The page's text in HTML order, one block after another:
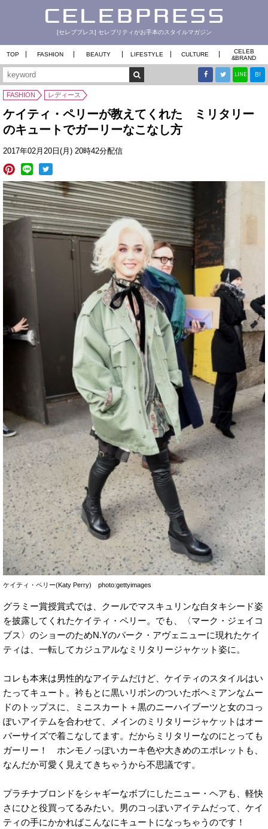
[セレブプレス] セレブリティがお手本のスタイルマガジン
TOP FASHION BEAUTY LIFESTYLE CULTURE
CELEB
&BRAND
LINE B!
FASHION レディース
ケイティ・ペリーが教えてくれた ミリタリー
のキュートでガーリーなこなし方
2017年02月20日(月) 20時42分配信
ケイティ・ペリー(Katy Perry) photo:gettyimages
グラミー賞授賞式では、クールでマスキュリンな白タキシード姿
を披露してくれたケイティ・ペリー。でも、〈マーク・ジェイコ
ブス〉のショーのためN.Yのパーク・アヴェニューに現れたケイ
ティは、一転してカジュアルなミリタリージャケット姿に。
コレも本来は男性的なアイテムだけど、ケイティのスタイルはい
たってキュート。衿もとに黒いリボンのついたボヘミアンなムー
ドのトップスに、ミニスカート＋黒のニーハイブーツと女のコっ
ぽいアイテムを合わせて、メインのミリタリージャケットはオー
バーサイズで着こなしてます。だからミリタリーなのにとっても
ガーリー！ ホンモノっぽいカーキ色や大きめのエポレットも、
なんだか可愛く見えてきちゃうから不思議です。
プラチナブロンドをシャギーなボブにしたニュー・ヘアも、軽快
さにひと役買ってるみたい。男のコっぽいアイテムだって、ケイ
ティの手にかかればこんなにキュートになっちゃうのです！